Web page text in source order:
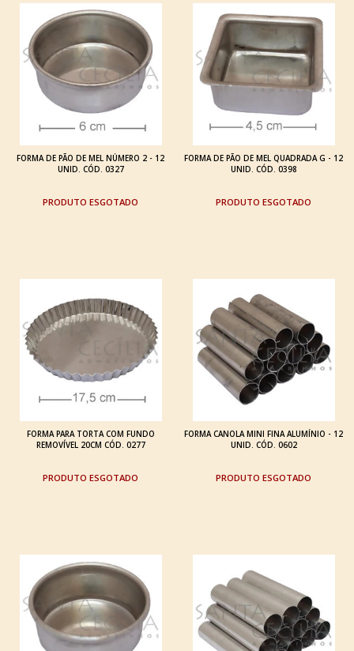
FORMA DE PÃO DE MEL NÚMERO 2 - 12
UNID. CÓD. 0327
ESGOTADO
FORMA DE PÃO DE MEL QUADRADA G - 12
UNID. CÓD. 0398
ESGOTADO
FORMA PARA TORTA COM FUNDO
REMOVÍVEL 20CM CÓD. 0277
ESGOTADO
FORMA CANOLA MINI FINA ALUMÍNIO - 12
UNID. CÓD. 0602
ESGOTADO